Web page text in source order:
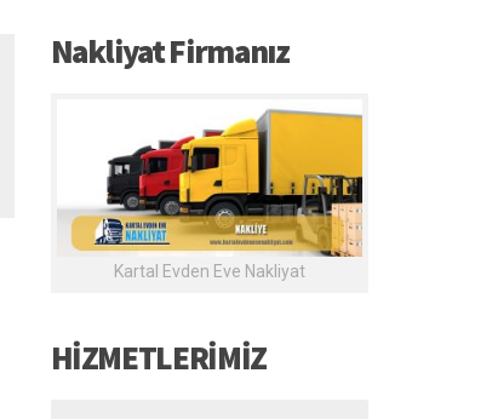
Nakliyat Firmanız
Kartal Evden Eve Nakliyat
HİZMETLERİMİZ